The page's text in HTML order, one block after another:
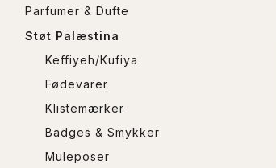
Parfumer & Dufte
Støt Palæstina
Keffiyeh/Kufiya
Fødevarer
Klistemærker
Badges & Smykker
Muleposer